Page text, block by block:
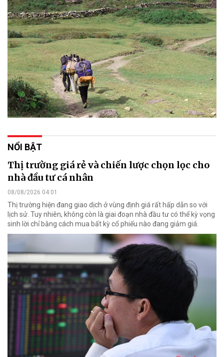
NỔI BẬT
Thị trường giá rẻ và chiến lược chọn lọc cho
nhà đầu tư cá nhân
08/08/2026 04:01
Thị trường hiện đang giao dịch ở vùng định giá rất hấp dẫn so với
lịch sử. Tuy nhiên, không còn là giai đoạn nhà đầu tư có thể kỳ vọng
sinh lời chỉ bằng cách mua bất kỳ cổ phiếu nào đang giảm giá.